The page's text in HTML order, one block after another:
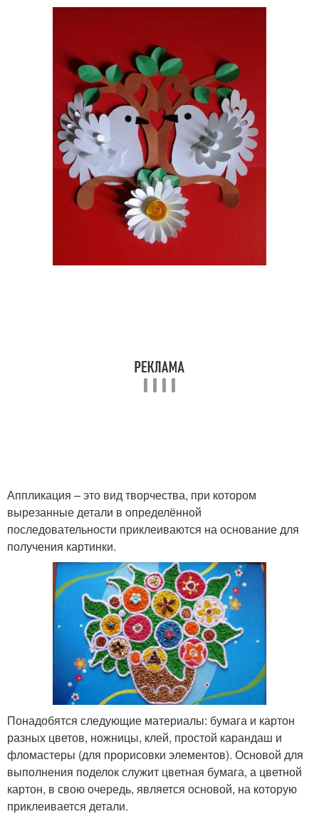
Аппликация – это вид творчества, при котором
вырезанные детали в определённой
последовательности приклеиваются на основание для
получения картинки.
Понадобятся следующие материалы: бумага и картон
разных цветов, ножницы, клей, простой карандаш и
фломастеры (для прорисовки элементов). Основой для
выполнения поделок служит цветная бумага, а цветной
картон, в свою очередь, является основой, на которую
приклеивается детали.